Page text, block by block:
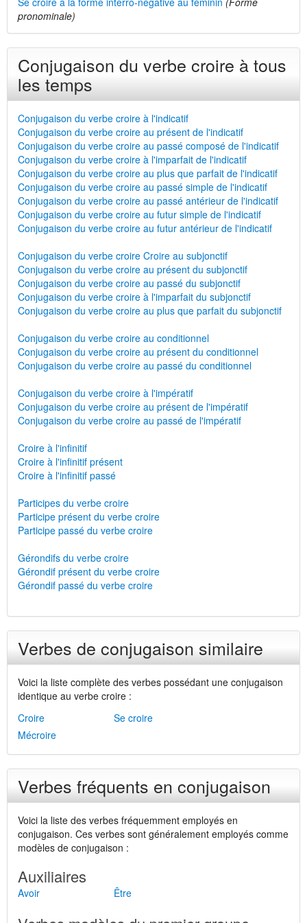
pronominale)
Conjugaison du verbe croire à tous
les temps
Conjugaison du verbe croire à l'indicatif
Conjugaison du verbe croire au présent de l'indicatif
Conjugaison du verbe croire au passé composé de l'indicatif
Conjugaison du verbe croire à l'imparfait de l'indicatif
Conjugaison du verbe croire au plus que parfait de l'indicatif
Conjugaison du verbe croire au passé simple de l'indicatif
Conjugaison du verbe croire au passé antérieur de l'indicatif
Conjugaison du verbe croire au futur simple de l'indicatif
Conjugaison du verbe croire au futur antérieur de l'indicatif
Conjugaison du verbe croire Croire au subjonctif
Conjugaison du verbe croire au présent du subjonctif
Conjugaison du verbe croire au passé du subjonctif
Conjugaison du verbe croire à l'imparfait du subjonctif
Conjugaison du verbe croire au plus que parfait du subjonctif
Conjugaison du verbe croire au conditionnel
Conjugaison du verbe croire au présent du conditionnel
Conjugaison du verbe croire au passé du conditionnel
Conjugaison du verbe croire à l'impératif
Conjugaison du verbe croire au présent de l'impératif
Conjugaison du verbe croire au passé de l'impératif
Croire à l'infinitif
Croire à l'infinitif présent
Croire à l'infinitif passé
Participes du verbe croire
Participe présent du verbe croire
Participe passé du verbe croire
Gérondifs du verbe croire
Gérondif présent du verbe croire
Gérondif passé du verbe croire
Verbes de conjugaison similaire
Voici la liste complète des verbes possédant une conjugaison
identique au verbe croire :
Croire
Se croire
Mécroire
Verbes fréquents en conjugaison
Voici la liste des verbes fréquemment employés en
conjugaison. Ces verbes sont généralement employés comme
modèles de conjugaison :
Auxiliaires
Avoir Être